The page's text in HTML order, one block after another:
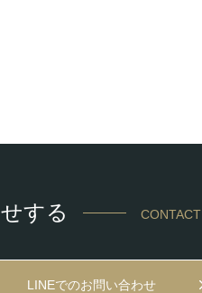
する CONTACT
LINEでのお問い合わせ